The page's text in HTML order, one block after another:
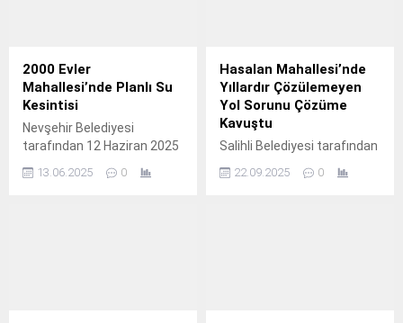
2000 Evler
Mahallesi’nde Planlı Su
Kesintisi
Nevşehir Belediyesi
tarafından 12 Haziran 2025
13.06.2025 0
Hasalan Mahallesi’nde
Yıllardır Çözülemeyen
Yol Sorunu Çözüme
Kavuştu
Salihli Belediyesi tarafından
kapsamında Hasalan
22.09.2025 0